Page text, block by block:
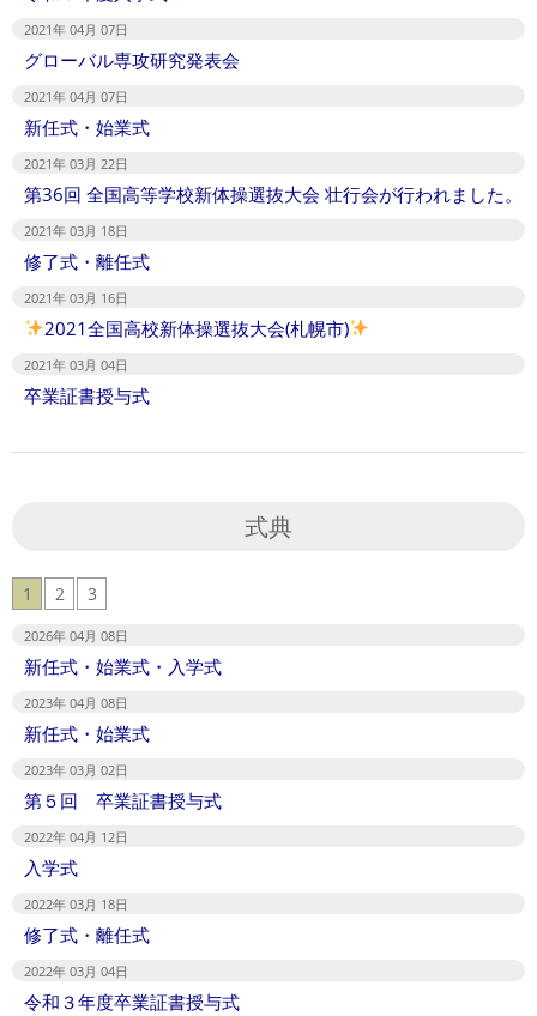
2021年 04月 07日
グローバル専攻研究発表会
2021年 04月 07日
新任式・始業式
2021年 03月 22日
第36回 全国高等学校新体操選抜大会 壮行会が行われました。
2021年 03月 18日
修了式・離任式
2021年 03月 16日
2021全国高校新体操選抜大会(札幌市)
2021年 03月 04日
卒業証書授与式
式典
1 2 3
2026年 04月 08日
新任式・始業式・入学式
2023年 04月 08日
新任式・始業式
2023年 03月 02日
第５回 卒業証書授与式
2022年 04月 12日
入学式
2022年 03月 18日
修了式・離任式
2022年 03月 04日
令和３年度卒業証書授与式